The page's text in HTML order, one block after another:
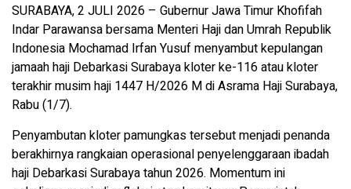
SURABAYA, 2 JULI 2026 – Gubernur Jawa Timur Khofifah
Indar Parawansa bersama Menteri Haji dan Umrah Republik
Indonesia Mochamad Irfan Yusuf menyambut kepulangan
jamaah haji Debarkasi Surabaya kloter ke-116 atau kloter
terakhir musim haji 1447 H/2026 M di Asrama Haji Surabaya,
Rabu (1/7).
Penyambutan kloter pamungkas tersebut menjadi penanda
berakhirnya rangkaian operasional penyelenggaraan ibadah
haji Debarkasi Surabaya tahun 2026. Momentum ini